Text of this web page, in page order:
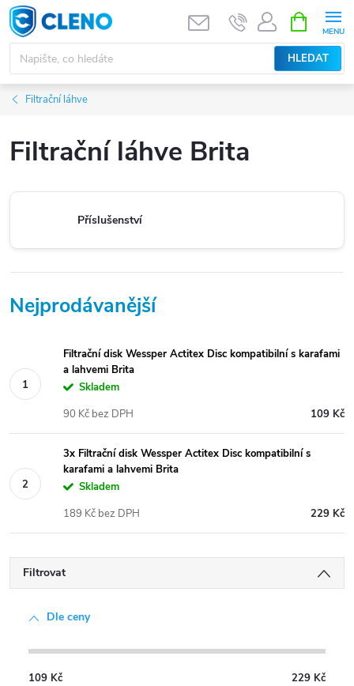
Přejít
na
obsah
HLEDAT
NÁKUPNÍ
KOŠÍK
Filtrační láhve
Filtrační láhve Brita
Příslušenství
Nejprodávanější
Filtrační disk Wessper Actitex Disc kompatibilní s karafami
a lahvemi Brita
Skladem
109 Kč
90 Kč bez DPH
3x Filtrační disk Wessper Actitex Disc kompatibilní s
karafami a lahvemi Brita
Skladem
229 Kč
189 Kč bez DPH
Filtrovat
Dle ceny
109 Kč 229 Kč